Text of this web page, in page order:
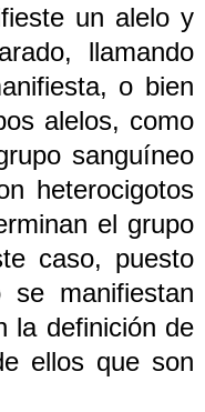
un alelo y
llamando
o bien
alelos, como
sanguíneo
heterocigotos
el grupo
caso, puesto
se manifiestan
la definición de
ellos que son